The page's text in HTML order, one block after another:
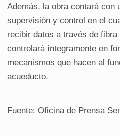
Además, la obra contará con
supervisión y control en el
recibir datos a través de
controlará íntegramente en
mecanismos que hacen al
acueducto.
Fuente: Oficina de Prensa